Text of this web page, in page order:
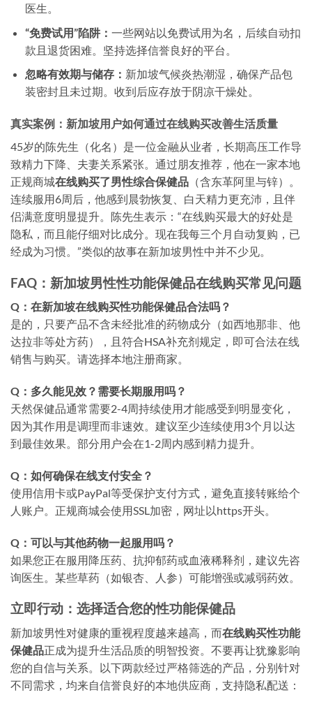
医生。
“免费试用”陷阱： 一些网站以免费试用为名，后续自动扣
款且退货困难。坚持选择信誉良好的平台。
忽略有效期与储存： 新加坡气候炎热潮湿，确保产品包
装密封且未过期。收到后应存放于阴凉干燥处。
真实案例：新加坡用户如何通过在线购买改善生活质量
45岁的陈先生（化名）是一位金融从业者，长期高压工作导
致精力下降、夫妻关系紧张。通过朋友推荐，他在一家本地
正规商城在线购买了男性综合保健品 （含东革阿里与锌）。
连续服用6周后，他感到晨勃恢复、白天精力更充沛，且伴
侣满意度明显提升。陈先生表示：“在线购买最大的好处是
隐私，而且能仔细对比成分。现在我每三个月自动复购，已
经成为习惯。”类似的故事在新加坡男性中并不少见。
FAQ：新加坡男性性功能保健品在线购买常见问题
Q：在新加坡在线购买性功能保健品合法吗？
是的，只要产品不含未经批准的药物成分（如西地那非、他
达拉非等处方药），且符合HSA补充剂规定，即可合法在线
销售与购买。请选择本地注册商家。
Q：多久能见效？需要长期服用吗？
天然保健品通常需要2-4周持续使用才能感受到明显变化，
因为其作用是调理而非速效。建议至少连续使用3个月以达
到最佳效果。部分用户会在1-2周内感到精力提升。
Q：如何确保在线支付安全？
使用信用卡或PayPal等受保护支付方式，避免直接转账给个
人账户。正规商城会使用SSL加密，网址以https开头。
Q：可以与其他药物一起服用吗？
如果您正在服用降压药、抗抑郁药或血液稀释剂，建议先咨
询医生。某些草药（如银杏、人参）可能增强或减弱药效。
立即行动：选择适合您的性功能保健品
新加坡男性对健康的重视程度越来越高，而在线购买性功能
保健品正成为提升生活品质的明智投资。不要再让犹豫影响
您的自信与关系。以下两款经过严格筛选的产品，分别针对
不同需求，均来自信誉良好的本地供应商，支持隐私配送：